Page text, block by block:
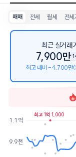
매매 전세 월세 전세
최근 실거래
7,900만
최고 대비 -4,700만
9.9천
1.1억
최고 1억 1,000